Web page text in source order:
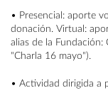
• Presencial: aporte
donación. Virtual:
alias de la Fundación:
"Charla 16 mayo").
• Actividad dirigida a